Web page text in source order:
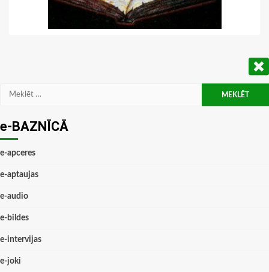
Meklēt:
e-BAZNĪCĀ
e-apceres
e-aptaujas
e-audio
e-bildes
e-intervijas
e-joki